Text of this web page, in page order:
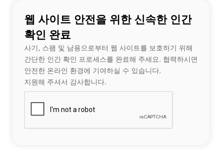
웹 사이트 안전을 위한 신속한 인간
확인 완료
사기, 스팸 및 남용으로부터 웹 사이트를 보호하기 위해
간단한 인간 확인 프로세스를 완료해 주세요. 협력하시면
안전한 온라인 환경에 기여하실 수 있습니다.
지원해 주셔서 감사합니다.